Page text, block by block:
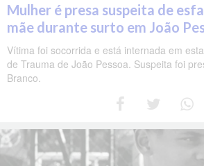
Mulher é presa suspeita de
mãe durante surto em João
Vítima foi socorrida e está internada em
de Trauma de João Pessoa. Suspeita foi
Branco.